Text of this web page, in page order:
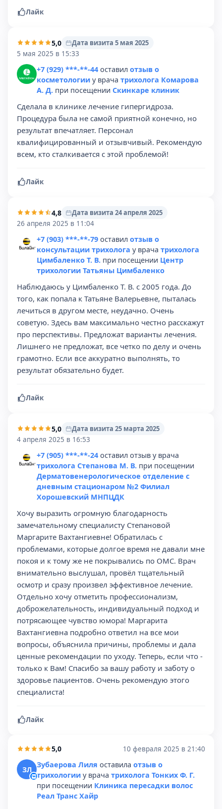
Лайк
5,0
Дата визита 5 мая 2025
5 мая 2025 в 15:33
+7 (929) ***-**-44 оставил отзыв о
косметологии у врача трихолога Комарова
А. Д. при посещении Скинкаре клиник
Сделала в клинике лечение гипергидроза.
Процедура была не самой приятной конечно, но
результат впечатляет. Персонал
квалифицированный и отзывчивый. Рекомендую
всем, кто сталкивается с этой проблемой!
Лайк
4,8
Дата визита 24 апреля 2025
26 апреля 2025 в 11:04
+7 (903) ***-**-79 оставил отзыв о
консультации трихолога у врача трихолога
Цимбаленко Т. В. при посещении Центр
трихологии Татьяны Цимбаленко
Наблюдаюсь у Цимбаленко Т. В. с 2005 года. До
того, как попала к Татьяне Валерьевне, пыталась
лечиться в другом месте, неудачно. Очень
советую. Здесь вам максимально честно расскажут
про перспективы. Предложат варианты лечения.
Лишнего не предложат, все четко по делу и очень
грамотно. Если все аккуратно выполнять, то
результат обязательно будет.
Лайк
5,0
Дата визита 25 марта 2025
4 апреля 2025 в 16:53
+7 (905) ***-**-24 оставил отзыв у врача
трихолога Степанова М. В. при посещении
Дерматовенерологическое отделение с
дневным стационаром №2 Филиал
Хорошевский МНПЦДК
Хочу выразить огромную благодарность
замечательному специалисту Степановой
Маргарите Вахтангиевне! Обратилась с
проблемами, которые долгое время не давали мне
покоя и к тому же не покрывались по ОМС. Врач
внимательно выслушал, провёл тщательный
осмотр и сразу произвел эффективное лечение.
Отдельно хочу отметить профессионализм,
доброжелательность, индивидуальный подход и
потрясающее чувство юмора! Маргарита
Вахтангиевна подробно ответил на все мои
вопросы, объяснила причины, проблемы и дала
ценные рекомендации по уходу. Теперь, если что -
только к Вам! Спасибо за вашу работу и заботу о
здоровье пациентов. Очень рекомендую этого
специалиста!
Лайк
5,0 10 февраля 2025 в 21:40
ЗЛ Зубаерова Лиля оставила отзыв о
трихологии у врача трихолога Тонких Ф. Г.
при посещении Клиника пересадки волос
Реал Транс Хайр